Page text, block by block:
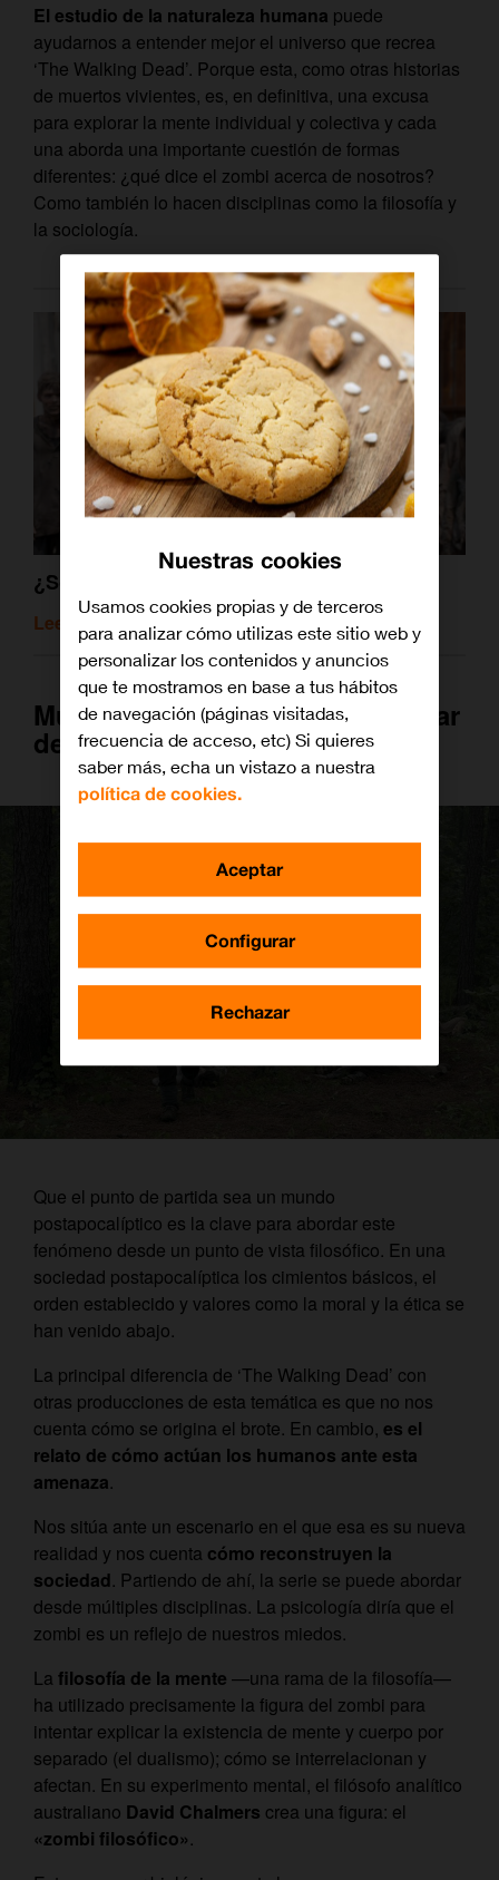
El estudio de la naturaleza humana puede
ayudarnos a entender mejor el universo que recrea
‘The Walking Dead’. Porque esta, como otras historias
de muertos vivientes, es, en definitiva, una excusa
para explorar la mente individual y colectiva y cada
una aborda una importante cuestión de formas
diferentes: ¿qué dice el zombi acerca de nosotros?
Como también lo hacen disciplinas como la filosofía y
la sociología.
¿Sobrevivirías a un apocalipsis zombi?
Leer artículo relacionado
Muertos que caminan para hablar
de humanos que piensan (o no)
Que el punto de partida sea un mundo
postapocalíptico es la clave para abordar este
fenómeno desde un punto de vista filosófico. En una
sociedad postapocalíptica los cimientos básicos, el
orden establecido y valores como la moral y la ética se
han venido abajo.
La principal diferencia de ‘The Walking Dead’ con
otras producciones de esta temática es que no nos
cuenta cómo se origina el brote. En cambio, es el
relato de cómo actúan los humanos ante esta
amenaza.
Nos sitúa ante un escenario en el que esa es su nueva
realidad y nos cuenta cómo reconstruyen la
sociedad. Partiendo de ahí, la serie se puede abordar
desde múltiples disciplinas. La psicología diría que el
zombi es un reflejo de nuestros miedos.
La filosofía de la mente —una rama de la filosofía—
ha utilizado precisamente la figura del zombi para
intentar explicar la existencia de mente y cuerpo por
separado (el dualismo); cómo se interrelacionan y
afectan. En su experimento mental, el filósofo analítico
australiano David Chalmers crea una figura: el
«zombi filosófico».
Nuestras cookies
Usamos cookies propias y de terceros
para analizar cómo utilizas este sitio web y
personalizar los contenidos y anuncios
que te mostramos en base a tus hábitos
de navegación (páginas visitadas,
frecuencia de acceso, etc) Si quieres
saber más, echa un vistazo a nuestra
política de cookies.
Configurar
Rechazar
Aceptar